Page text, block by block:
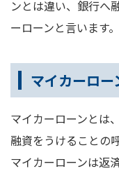
ンとは違い、銀行へ
ーローンと言います。
マイカーロー
マイカーローンとは
融資をうけることの
マイカーローンは返